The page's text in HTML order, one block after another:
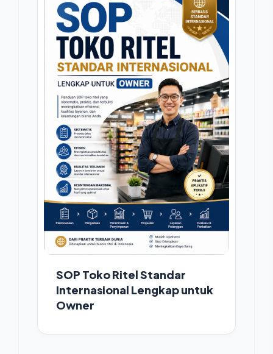
SOP Toko Ritel Standar
Internasional Lengkap untuk
Owner